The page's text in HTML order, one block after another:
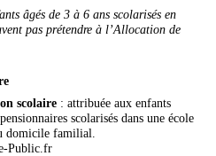
âgés de 3 à 6 ans scolarisés en
pas prétendre à l’Allocation de
scolaire : attribuée aux enfants
scolarisés dans une école
domicile familial.
Public.fr